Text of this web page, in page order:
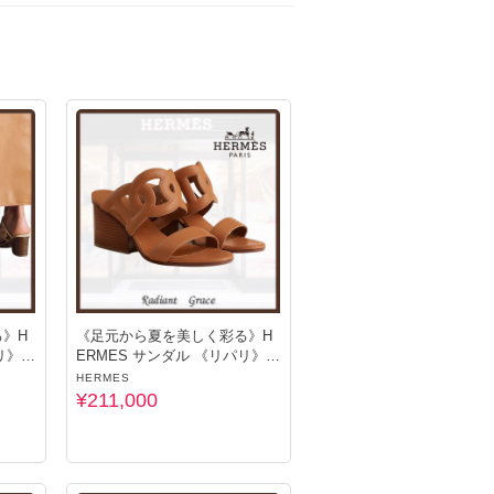
なアクセントをプラス。
ングにも◎
しい」
応を心がけています。
ックがおすすめです★
H
》 7
《足元から夏を美しく彩る》H
ERMES サンダル 《リパリ》 7
0
HERMES
¥211,000